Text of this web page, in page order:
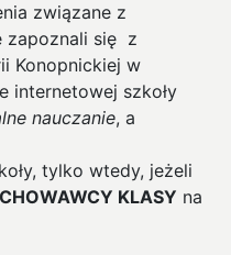
związane z
zapoznali się z
Konopnickiej w
internetowej szkoły
nauczanie, a
tylko wtedy, jeżeli
KLASY na